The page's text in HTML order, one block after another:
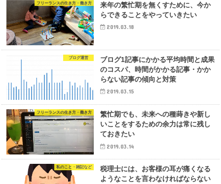
フリーランスの生き方・働き方
来年の繁忙期を無くすために、今か
らできることをやっていきたい
2019.03.18
ブログ運営
ブログ1記事にかかる平均時間と成果
のコスパ、時間がかかる記事・かか
らない記事の傾向と対策
2019.03.15
フリーランスの生き方・働き方
繁忙期でも、未来への種蒔きや新し
いことをするための余力は常に残し
ておきたい
2019.03.14
私のこと・雑記など
税理士には、お客様の耳が痛くなる
ようなことを言わなければならない